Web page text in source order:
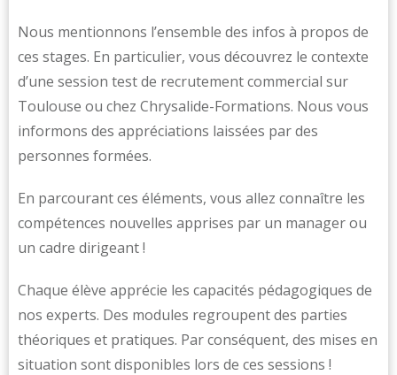
Nous mentionnons l’ensemble des infos à propos de
ces stages. En particulier, vous découvrez le contexte
d’une session test de recrutement commercial sur
Toulouse ou chez Chrysalide-Formations. Nous vous
informons des appréciations laissées par des
personnes formées.
En parcourant ces éléments, vous allez connaître les
compétences nouvelles apprises par un manager ou
un cadre dirigeant !
Chaque élève apprécie les capacités pédagogiques de
nos experts. Des modules regroupent des parties
théoriques et pratiques. Par conséquent, des mises en
situation sont disponibles lors de ces sessions !